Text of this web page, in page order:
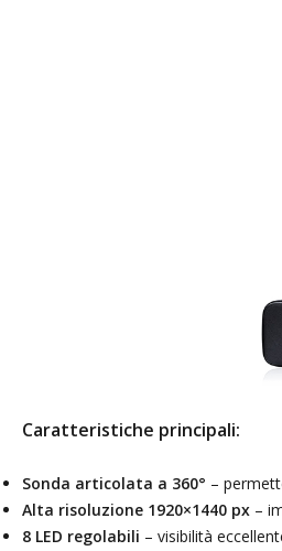
Caratteristiche principali:
Sonda articolata a 360° –
Alta risoluzione 1920×1440 px –
8 LED regolabili – visibilità